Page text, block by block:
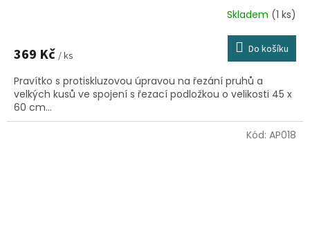
Skladem (1 ks)
369 Kč / ks Do košíku
Pravítko s protiskluzovou úpravou na řezání pruhů a
velkých kusů ve spojení s řezací podložkou o velikosti 45 x
60 cm...
Kód: AP018